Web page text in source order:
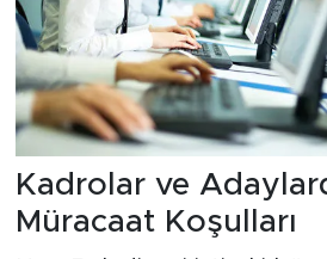
Kadrolar ve
Müracaat Koşulları